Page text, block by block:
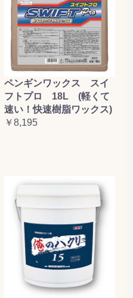
ペンギンワックス スイ
フトプロ 18L (軽くて
速い！快速樹脂ワックス)
￥8,195